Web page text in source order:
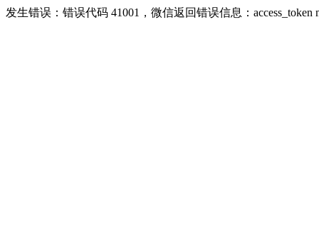
发生错误：错误代码 41001，微信返回错误信息：access_token